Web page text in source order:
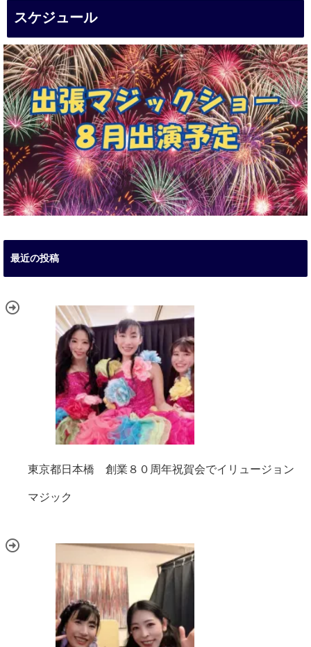
スケジュール
最近の投稿
東京都日本橋 創業８０周年祝賀会でイリュージョン
マジック